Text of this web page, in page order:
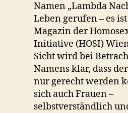
Namen „Lambda
Leben gerufen – es
Magazin der
Initiative (HOSI)
Sicht wird bei
Namens klar, dass
nur gerecht werden
sich auch Frauen –
selbstverständlich